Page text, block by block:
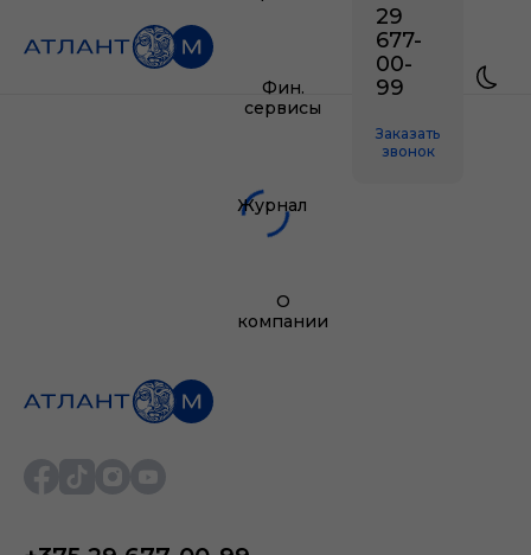
Фин.
сервисы
Журнал
О
компании
29
677-
00-
99
Заказать
звонок